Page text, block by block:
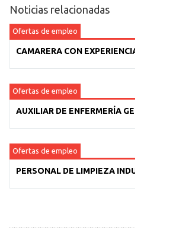
Noticias relacionadas
Ofertas de empleo
CAMARERA CON EXPERIENCIA
Ofertas de empleo
AUXILIAR DE ENFERMERÍA GERIÁTRICA
Ofertas de empleo
PERSONAL DE LIMPIEZA INDUSTRIAL